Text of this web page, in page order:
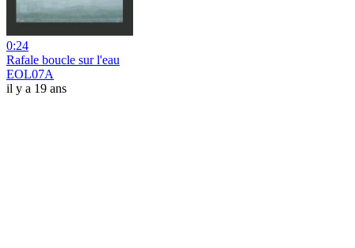
0:24
Rafale boucle sur l'eau
EOL07A
il y a 19 ans